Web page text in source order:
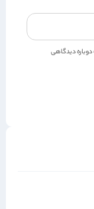
دیدگاهی